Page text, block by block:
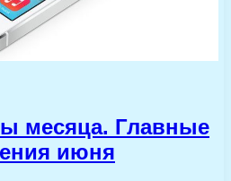
месяца. Главные
июня